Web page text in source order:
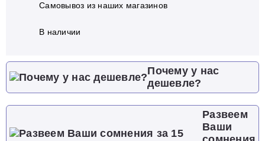
Самовывоз из наших магазинов
В наличии
Почему у нас
дешевле?
Развеем
Ваши